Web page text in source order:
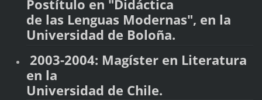
Postítulo en "Didáctica
de las Lenguas Modernas", en la
Universidad de Boloña.
2003-2004: Magíster en Literatura
en la
Universidad de Chile.